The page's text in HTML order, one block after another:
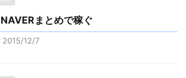
NAVERまとめで稼ぐ
2015/12/7